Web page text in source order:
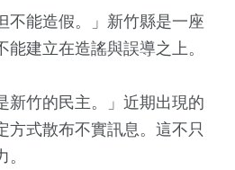
不能造假。」新竹縣是一座
建立在造謠與誤導之上。
新竹的民主。」近期出現的
方式散布不實訊息。這不只
178+
熱門
福建林公信俗文
化專區
564+
政治
19+
兩岸道教文化交
演唱會